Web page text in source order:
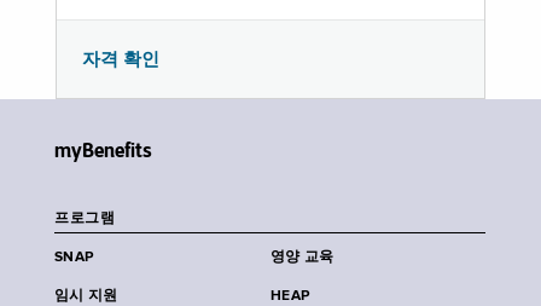
자격 확인
myBenefits
프로그램
SNAP 영양 교육
임시 지원 HEAP